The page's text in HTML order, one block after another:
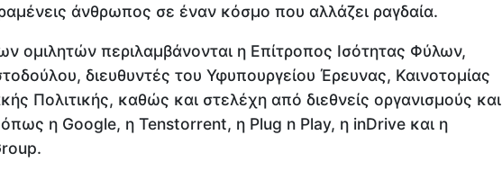
άνθρωπος σε έναν κόσμο που αλλάζει ραγδαία.
ομιλητών περιλαμβάνονται η Επίτροπος Ισότητας Φύλων,
διευθυντές του Υφυπουργείου Έρευνας, Καινοτομίας
Πολιτικής, καθώς και στελέχη από διεθνείς οργανισμούς και
όπως η Google, η Tenstorrent, η Plug n Play, η inDrive και η